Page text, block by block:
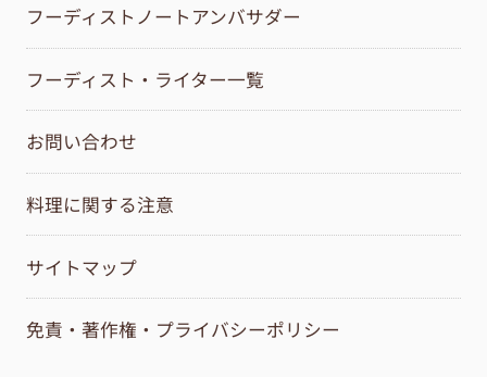
フーディストノートアンバサダー
フーディスト・ライター一覧
お問い合わせ
料理に関する注意
サイトマップ
免責・著作権・プライバシーポリシー